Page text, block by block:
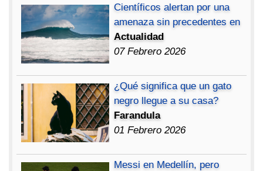
Científicos alertan por una
amenaza sin precedentes en
Actualidad
07 Febrero 2026
¿Qué significa que un gato
negro llegue a su casa?
Farandula
01 Febrero 2026
Messi en Medellín, pero